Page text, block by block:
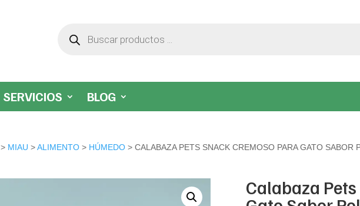
productos
SERVICIOS BLOG
> MIAU >ALIMENTO > HÚMEDO > CALABAZA PETS SNACK CREMOSO PARA GATO SABOR
Calabaza